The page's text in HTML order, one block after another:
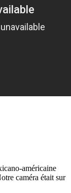
américaine
caméra était sur